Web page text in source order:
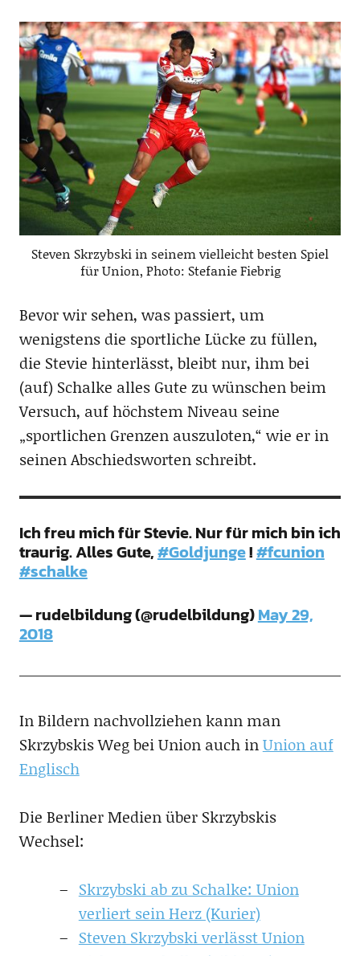
Steven Skrzybski in seinem vielleicht besten Spiel
für Union, Photo: Stefanie Fiebrig
Bevor wir sehen, was passiert, um
wenigstens die sportliche Lücke zu füllen,
die Stevie hinterlässt, bleibt nur, ihm bei
(auf) Schalke alles Gute zu wünschen beim
Versuch, auf höchstem Niveau seine
„sportlichen Grenzen auszuloten,“ wie er in
seinen Abschiedsworten schreibt.
Ich freu mich für Stevie. Nur für mich bin ich
traurig. Alles Gute,#Goldjunge!#fcunion
#schalke
— rudelbildung (@rudelbildung)May 29,
2018
In Bildern nachvollziehen kann man
Skrzybskis Weg bei Union auch inUnion auf
Englisch
Die Berliner Medien über Skrzybskis
Wechsel:
Skrzybski ab zu Schalke: Union
verliert sein Herz (Kurier)
Steven Skrzybski verlässt Union